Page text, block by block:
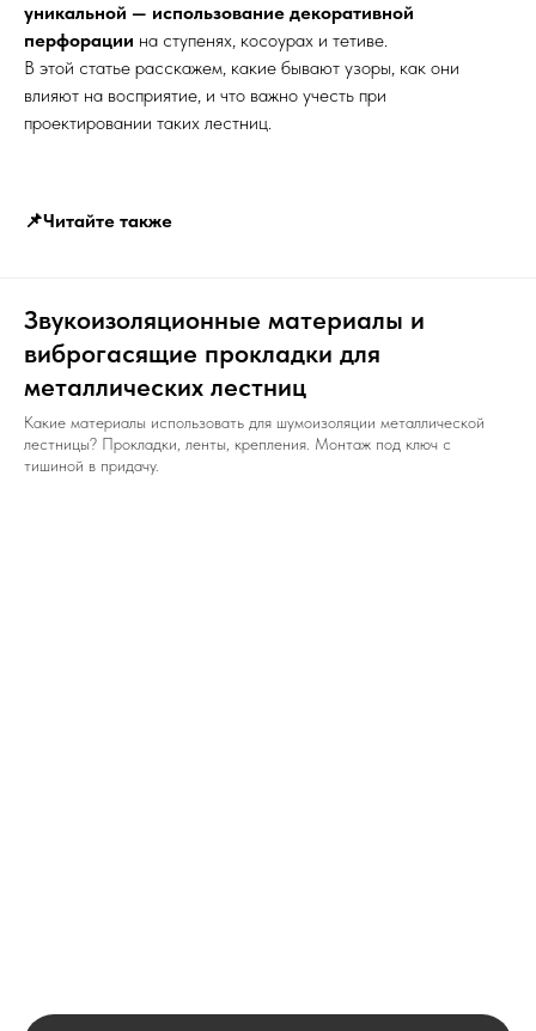
уникальной — использование декоративной
перфорации на ступенях, косоурах и тетиве.
В этой статье расскажем, какие бывают узоры, как они
влияют на восприятие, и что важно учесть при
проектировании таких лестниц.
📌Читайте также
Звукоизоляционные материалы и
виброгасящие прокладки для
металлических лестниц
Какие материалы использовать для шумоизоляции металлической
лестницы? Прокладки, ленты, крепления. Монтаж под ключ с
тишиной в придачу.